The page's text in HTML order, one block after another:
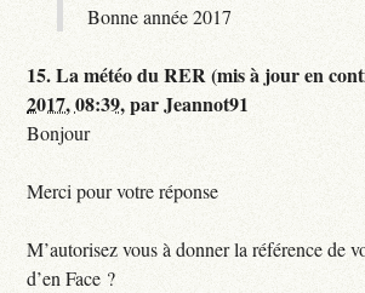
Bonne année 2017
15.La météo du RER (mis à jour en
2017, 08:39,parJeannot91
Bonjour
Merci pour votre réponse
M’autorisez vous à donner la référence de
d’en Face ?